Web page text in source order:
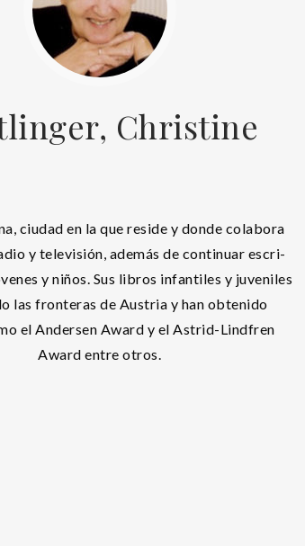
Christine
ciudad en la que reside y donde colabora
y televisión, además de continuar escri-
y niños. Sus libros infantiles y juveniles
las fronteras de Austria y han obtenido
el Andersen Award y el Astrid-Lindfren
Award entre otros.